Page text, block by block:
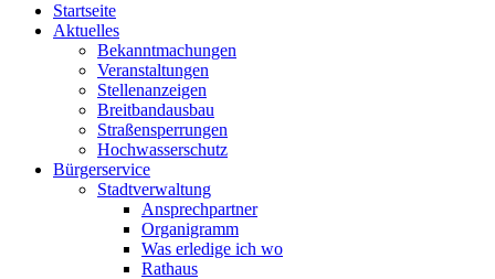
Startseite
Aktuelles
Bekanntmachungen
Veranstaltungen
Stellenanzeigen
Breitbandausbau
Straßensperrungen
Hochwasserschutz
Bürgerservice
Stadtverwaltung
Ansprechpartner
Organigramm
Was erledige ich wo
Rathaus